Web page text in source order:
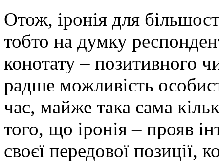
Отож, іронія для
тобто на думку
конотату – позитивного
радше можливість
час, майже така сама
того, що іронія – прояв
своєї передової позиції,